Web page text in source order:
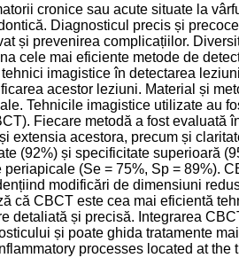
cronice sau acute situate la
Diagnosticul precis și
și prevenirea complicațiilor.
cele mai eficiente metode de
imagistice în detectarea
acestor leziuni. Material și
Tehnicile imagistice utilizate au
Fiecare metodă a fost evaluată
extensia acestora, precum și
(92%) și specificitate superioară
(Se = 75%, Sp = 89%).
modificări de dimensiuni
că CBCT este cea mai eficientă
detaliată și precisă. Integrarea
și poate ghida tratamente
processes located at the